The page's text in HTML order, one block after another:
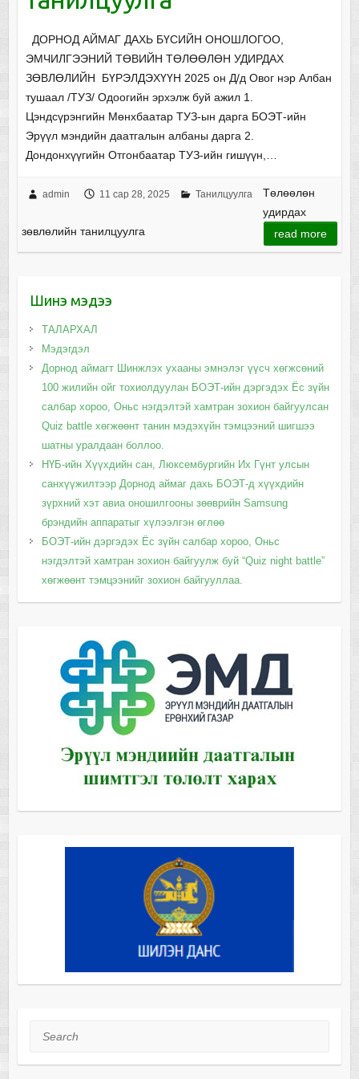
ДОРНОД АЙМАГ ДАХЬ БҮСИЙН ОНОШЛОГОО,
ЭМЧИЛГЭЭНИЙ ТӨВИЙН ТӨЛӨӨЛӨН УДИРДАХ
ЗӨВЛӨЛИЙН БҮРЭЛДЭХҮҮН 2025 он Д/д Овог нэр Албан
тушаал /ТУЗ/ Одоогийн эрхэлж буй ажил 1.
Цэндсүрэнгийн Мөнхбаатар ТУЗ-ын дарга БОЭТ-ийн
Эрүүл мэндийн даатгалын албаны дарга 2.
Дондонхүүгийн Отгонбаатар ТУЗ-ийн гишүүн,…
admin 11 сар 28, 2025 Танилцуулга
Төлөөлөн
удирдах
зөвлөлийн танилцуулга
read more
Шинэ мэдээ
ТАЛАРХАЛ
Мэдэгдэл
Дорнод аймагт Шинжлэх ухааны эмнэлэг үүсч хөгжсөний
100 жилийн ойг тохиолдуулан БОЭТ-ийн дэргэдэх Ёс зүйн
салбар хороо, Оньс нэгдэлтэй хамтран зохион байгуулсан
Quiz battle хөгжөөнт танин мэдэхүйн тэмцээний шигшээ
шатны уралдаан боллоо.
НҮБ-ийн Хүүхдийн сан, Люксембургийн Их Гүнт улсын
санхүүжилтээр Дорнод аймаг дахь БОЭТ-д хүүхдийн
зүрхний хэт авиа оношилгооны зөөврийн Samsung
брэндийн аппаратыг хүлээлгэн өглөө
БОЭТ-ийн дэргэдэх Ёс зүйн салбар хороо, Оньс
нэгдэлтэй хамтран зохион байгуулж буй “Quiz night battle”
хөгжөөнт тэмцээнийг зохион байгууллаа.
Search